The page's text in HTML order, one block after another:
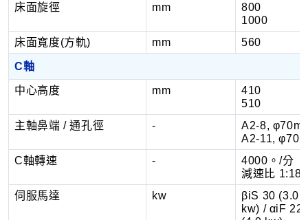
床面旋徑
mm
800
1000
床面寬度(方軌)
mm 560
C軸
中心高度 mm
410
510
主軸鼻端 / 通孔徑
-
A2-8,
A2-11,
C軸轉速
-
4000。/分
減速比 1:180
伺服馬達
kw
βiS 30 (3.0
kw) / αiF 22